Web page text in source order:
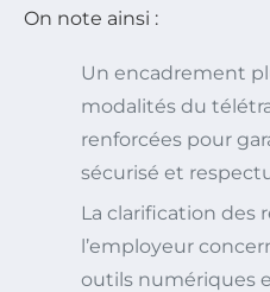
On note ainsi :
Un encadrement
modalités du
renforcées pour
sécurisé et
La clarification des
l’employeur
outils numériques